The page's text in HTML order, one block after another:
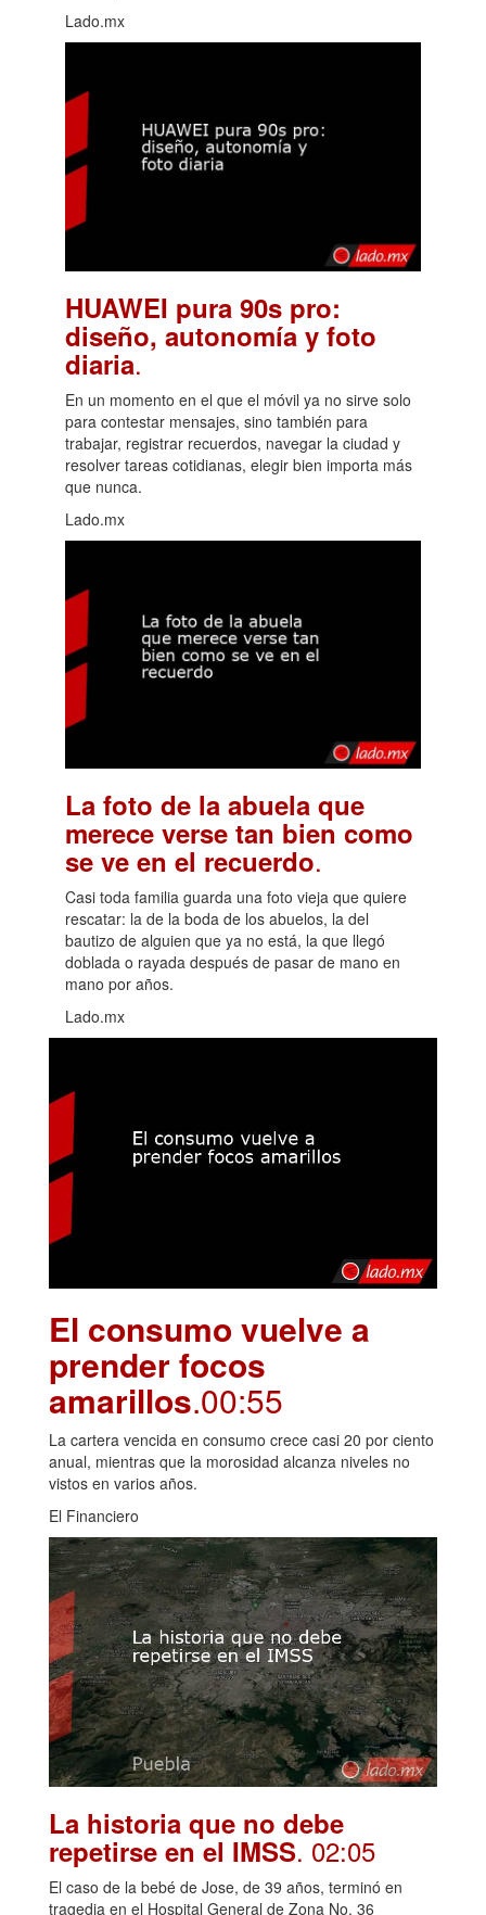
Lado.mx
HUAWEI pura 90s pro:
diseño, autonomía y foto
diaria.
En un momento en el que el móvil ya no sirve solo
para contestar mensajes, sino también para
trabajar, registrar recuerdos, navegar la ciudad y
resolver tareas cotidianas, elegir bien importa más
que nunca.
Lado.mx
La foto de la abuela que
merece verse tan bien como
se ve en el recuerdo.
Casi toda familia guarda una foto vieja que quiere
rescatar: la de la boda de los abuelos, la del
bautizo de alguien que ya no está, la que llegó
doblada o rayada después de pasar de mano en
mano por años.
Lado.mx
El consumo vuelve a
prender focos
amarillos.00:55
La cartera vencida en consumo crece casi 20 por ciento
anual, mientras que la morosidad alcanza niveles no
vistos en varios años.
El Financiero
La historia que no debe
repetirse en el IMSS. 02:05
El caso de la bebé de Jose, de 39 años, terminó en
tragedia en el Hospital General de Zona No. 36